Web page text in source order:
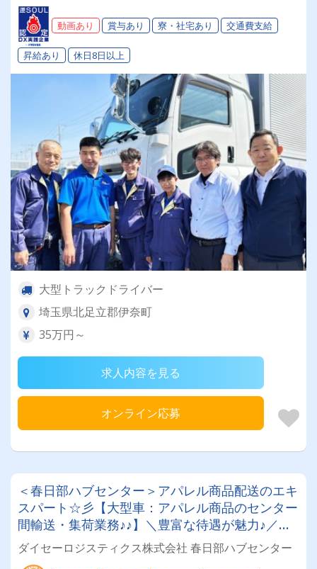
動画あり 賞与あり 寮・社宅あり 交通費支給
昇給あり 休日8日以上
大型トラックドライバー
埼玉県北足立郡伊奈町
35万円～
求人内容を見る
オンライン応募
＜春日部ハブセンター＞アパレル商品配送のエキ
スパート☆彡【大型車：アパレル商品のセンター
間輸送・集荷業務♪♪】＼豊富な待遇が魅力♪／入
社祝い金18万円★賞与あり★月収40万円以上可
安心して働けるホワイト企業✨働きやすい職場認
ダイセーロジスティクス株式会社 春日部ハブセンター